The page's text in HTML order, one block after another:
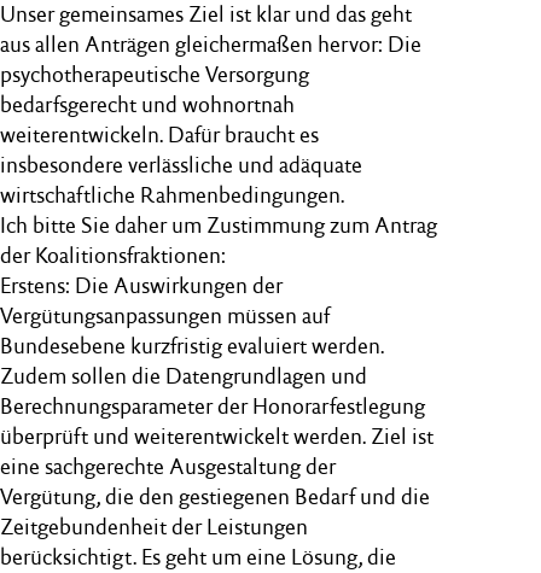
Unser gemeinsames Ziel ist klar und das geht
aus allen Anträgen gleichermaßen hervor: Die
psychotherapeutische Versorgung
bedarfsgerecht und wohnortnah
weiterentwickeln. Dafür braucht es
insbesondere verlässliche und adäquate
wirtschaftliche Rahmenbedingungen.
Ich bitte Sie daher um Zustimmung zum Antrag
der Koalitionsfraktionen:
Erstens: Die Auswirkungen der
Vergütungsanpassungen müssen auf
Bundesebene kurzfristig evaluiert werden.
Zudem sollen die Datengrundlagen und
Berechnungsparameter der Honorarfestlegung
überprüft und weiterentwickelt werden. Ziel ist
eine sachgerechte Ausgestaltung der
Vergütung, die den gestiegenen Bedarf und die
Zeitgebundenheit der Leistungen
berücksichtigt. Es geht um eine Lösung, die